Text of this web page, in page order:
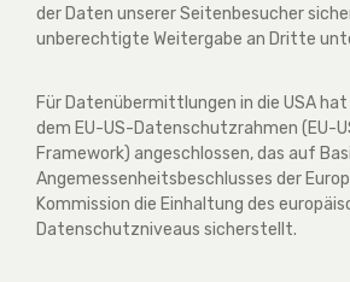
der Daten unserer Seitenbesucher
unberechtigte Weitergabe an Dritte
Für Datenübermittlungen in die USA
dem EU-US-Datenschutzrahmen (EU-
Framework) angeschlossen, das auf
Angemessenheitsbeschlusses der
Kommission die Einhaltung des
Datenschutzniveaus sicherstellt.